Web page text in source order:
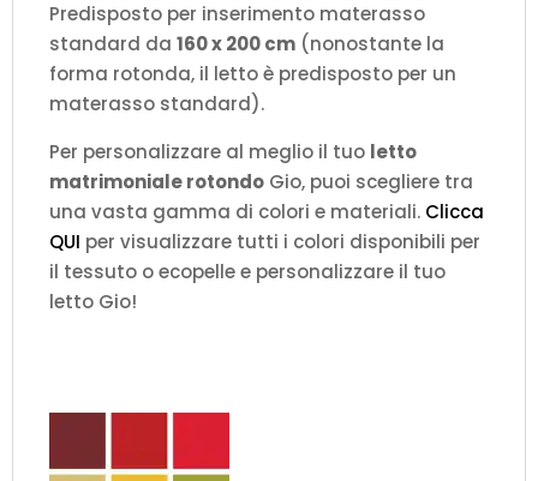
Predisposto per inserimento materasso
standard da 160 x 200 cm (nonostante la
forma rotonda, il letto è predisposto per un
materasso standard).
Per personalizzare al meglio il tuo letto
matrimoniale rotondo Gio, puoi scegliere tra
una vasta gamma di colori e materiali. Clicca
QUI per visualizzare tutti i colori disponibili per
il tessuto o ecopelle e personalizzare il tuo
letto Gio!